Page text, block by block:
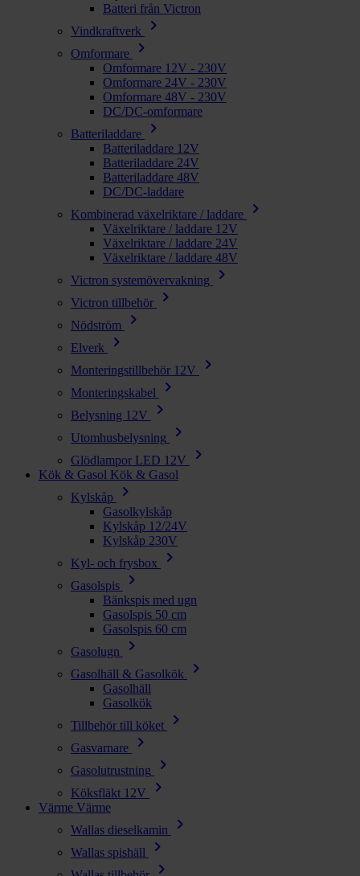
Batteri från Victron
Vindkraftverk
chevron_right
Omformare chevron_right
Omformare 12V - 230V
Omformare 24V - 230V
Omformare 48V - 230V
DC/DC-omformare
Batteriladdare
chevron_right
Batteriladdare 12V
Batteriladdare 24V
Batteriladdare 48V
DC/DC-laddare
Kombinerad växelriktare / laddare
chevron_right
Växelriktare / laddare 12V
Växelriktare / laddare 24V
Växelriktare / laddare 48V
Victron systemövervakning
chevron_right
Victron tillbehör chevron_right
Nödström chevron_right
Elverk chevron_right
Monteringstillbehör 12V chevron_right
Monteringskabel chevron_right
Belysning 12V chevron_right
Utomhusbelysning chevron_right
Glödlampor LED 12V chevron_right
Kök & Gasol Kök & Gasol
Kylskåp
chevron_right
Gasolkylskåp
Kylskåp 12/24V
Kylskåp 230V
Kyl- och frysbox
chevron_right
Gasolspis chevron_right
Bänkspis med ugn
Gasolspis 50 cm
Gasolspis 60 cm
Gasolugn
chevron_right
Gasolhäll & Gasolkök chevron_right
Gasolhäll
Gasolkök
Tillbehör till köket
chevron_right
Gasvarnare chevron_right
Gasolutrustning chevron_right
Köksfläkt 12V chevron_right
Värme Värme
Wallas dieselkamin
chevron_right
Wallas spishäll chevron_right
chevron_right